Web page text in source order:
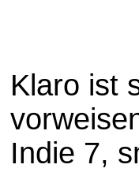
Klaro ist
Indie 7,